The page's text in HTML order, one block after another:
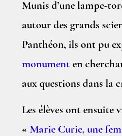
Munis d’une lampe-
autour des grands
Panthéon, ils ont pu
monumenten
aux questions dans la
Les élèves ont ensuite
« Marie Curie, une